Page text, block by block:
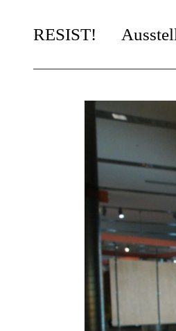
RESIST!
Kapitel
Artists in